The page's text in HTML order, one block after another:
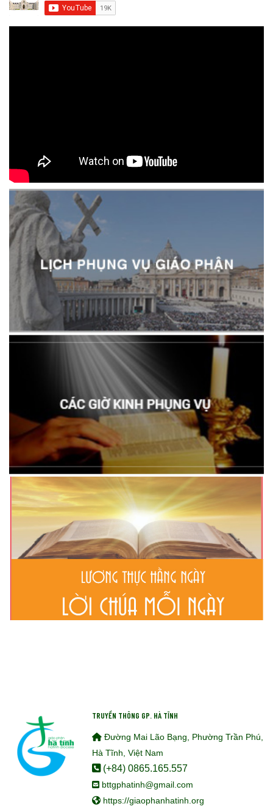
TRUYỀN THÔNG GP. HÀ TĨNH
Đường Mai Lão Bạng, Phường Trần Phú,
Hà Tĩnh, Việt Nam
(+84) 0865.165.557
bttgphatinh@gmail.com
https://giaophanhatinh.org